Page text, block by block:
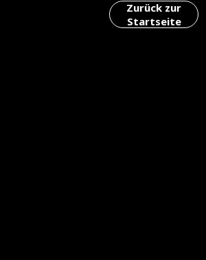
Zurück zur
Startseite